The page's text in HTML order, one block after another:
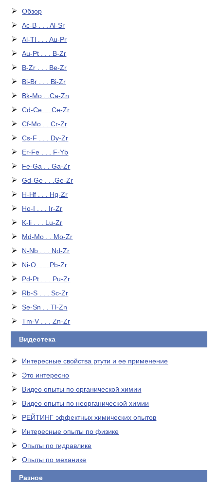
Обзор
Ac-B . . . Al-Sr
Al-Tl . . . Au-Pr
Au-Pt . . . B-Zr
B-Zr . . . Be-Zr
Bi-Br . . . Bi-Zr
Bk-Mo . .Ca-Zn
Cd-Ce . . Ce-Zr
Cf-Mo . . Cr-Zr
Cs-F . . . Dy-Zr
Er-Fe . . . F-Yb
Fe-Ga . . Ga-Zr
Gd-Ge . . .Ge-Zr
H-Hf . . . Hg-Zr
Ho-I . . . Ir-Zr
K-li . . . Lu-Zr
Md-Mo . . Mo-Zr
N-Nb . . . Nd-Zr
Ni-O . . . Pb-Zr
Pd-Pt . . . Pu-Zr
Rb-S . . . Sc-Zr
Se-Sn . . Tl-Zn
Tm-V . . . Zn-Zr
Видеотека
Интересные свойства ртути и ее применение
Это интересно
Видео опыты по органической химии
Видео опыты по неорганической химии
РЕЙТИНГ эффектных химических опытов
Интересные опыты по физике
Опыты по гидравлике
Опыты по механике
Разное